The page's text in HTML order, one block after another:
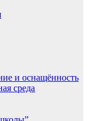
и оснащённость
среда